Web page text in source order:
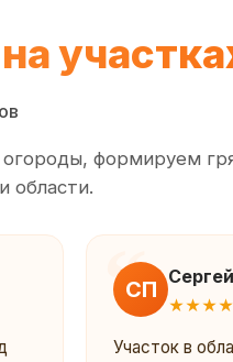
формируем
области.
СП
Участок в